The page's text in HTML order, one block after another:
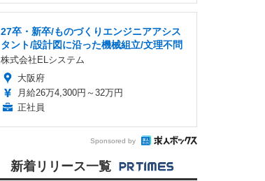
27卒・新卒/ものづくりエンジニアアシス
タント/設計図に沿った機械組立/文理不問
株式会社ELシステム
大阪府
月給26万4,300円～32万円
正社員
Sponsored by
新着リリース一覧